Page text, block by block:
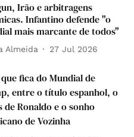
Irão e arbitragens
Infantino defende "o
mais marcante de todos"
Almeida 27 Jul 2026
fica do Mundial de
entre o título espanhol, o
de Ronaldo e o sonho
de Vozinha